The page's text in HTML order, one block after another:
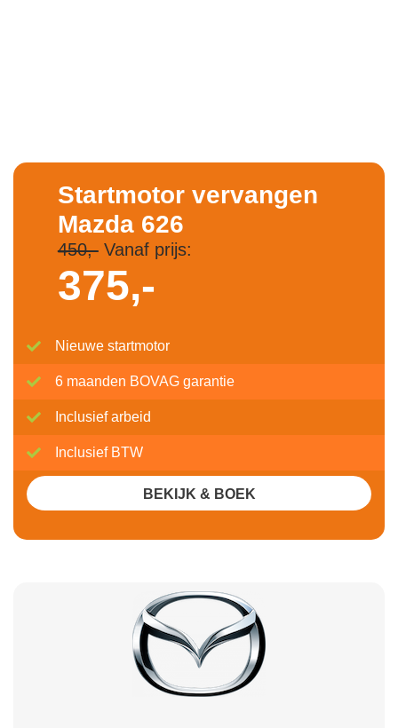
Startmotor vervangen
Mazda 626
450,-Vanaf prijs:
375,-
Nieuwe startmotor
6 maanden BOVAG garantie
Inclusief arbeid
Inclusief BTW
BEKIJK & BOEK